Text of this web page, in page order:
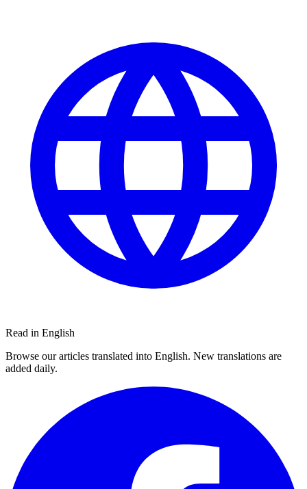
Read in English
Browse our articles translated into English. New translations are
added daily.